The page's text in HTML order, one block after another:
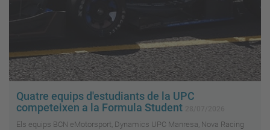
Quatre equips d'estudiants de la UPC
competeixen a la Formula Student
Els equips BCN eMotorsport, Dynamics UPC Manresa, Nova Racing